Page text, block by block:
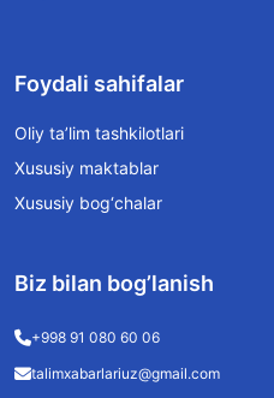
Foydali sahifalar
Oliy ta’lim tashkilotlari
Xususiy maktablar
Xususiy bog‘chalar
Biz bilan bog’lanish
+998 91 080 60 06
talimxabarlariuz@gmail.com